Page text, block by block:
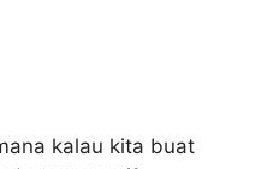
kalau kita buat